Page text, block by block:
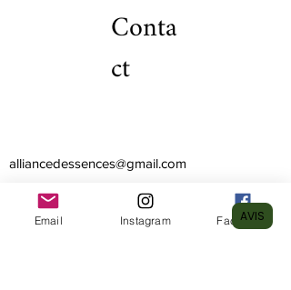
Conta
ct
alliancedessences@gmail.com
35140 Saint-Aubin-du-Cormier, Bretagne,
France
Email Instagram Facebook
AVIS